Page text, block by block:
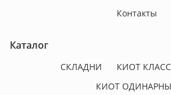
Контакты
Каталог
СКЛАДНИ
КИОТ
КИОТ